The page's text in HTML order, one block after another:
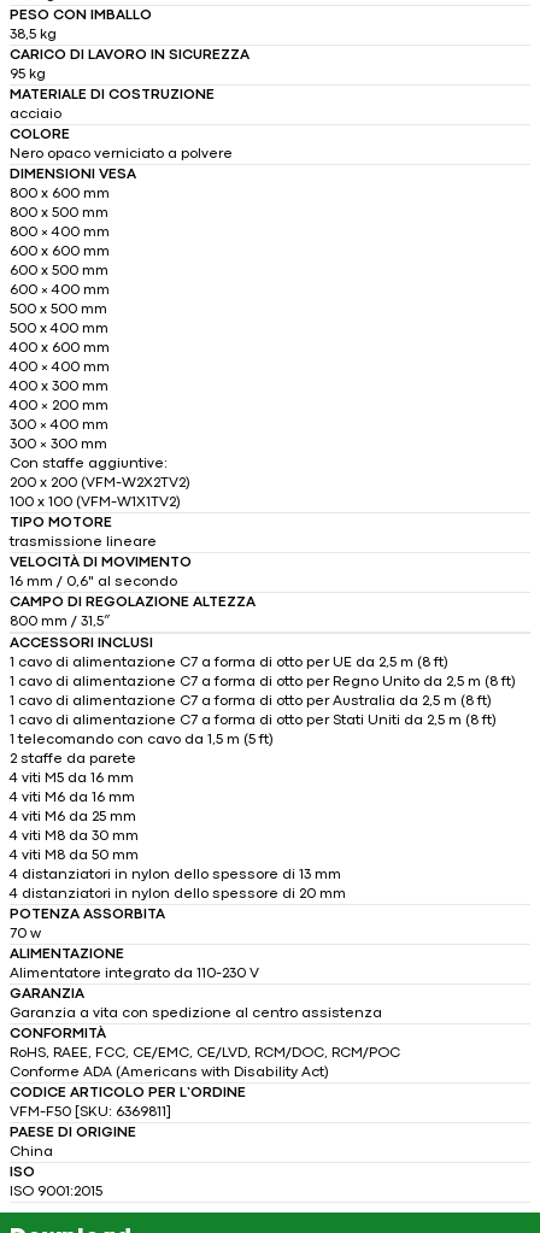
PESO CON IMBALLO
38,5 kg
CARICO DI LAVORO IN SICUREZZA
95 kg
MATERIALE DI COSTRUZIONE
acciaio
COLORE
Nero opaco verniciato a polvere
DIMENSIONI VESA
800 x 600 mm
800 x 500 mm
800 × 400 mm
600 x 600 mm
600 x 500 mm
600 × 400 mm
500 x 500 mm
500 x 400 mm
400 x 600 mm
400 × 400 mm
400 x 300 mm
400 × 200 mm
300 × 400 mm
300 × 300 mm
Con staffe aggiuntive:
200 x 200 (VFM-W2X2TV2)
100 x 100 (VFM-W1X1TV2)
TIPO MOTORE
trasmissione lineare
VELOCITÀ DI MOVIMENTO
16 mm / 0,6" al secondo
CAMPO DI REGOLAZIONE ALTEZZA
800 mm / 31,5″
ACCESSORI INCLUSI
1 cavo di alimentazione C7 a forma di otto per UE da 2,5 m (8 ft)
1 cavo di alimentazione C7 a forma di otto per Regno Unito da 2,5 m (8 ft)
1 cavo di alimentazione C7 a forma di otto per Australia da 2,5 m (8 ft)
1 cavo di alimentazione C7 a forma di otto per Stati Uniti da 2,5 m (8 ft)
1 telecomando con cavo da 1,5 m (5 ft)
2 staffe da parete
4 viti M5 da 16 mm
4 viti M6 da 16 mm
4 viti M6 da 25 mm
4 viti M8 da 30 mm
4 viti M8 da 50 mm
4 distanziatori in nylon dello spessore di 13 mm
4 distanziatori in nylon dello spessore di 20 mm
POTENZA ASSORBITA
70 w
ALIMENTAZIONE
Alimentatore integrato da 110-230 V
GARANZIA
Garanzia a vita con spedizione al centro assistenza
CONFORMITÀ
RoHS, RAEE, FCC, CE/EMC, CE/LVD, RCM/DOC, RCM/POC
Conforme ADA (Americans with Disability Act)
CODICE ARTICOLO PER L’ORDINE
VFM-F50 [SKU: 6369811]
PAESE DI ORIGINE
China
ISO
ISO 9001:2015